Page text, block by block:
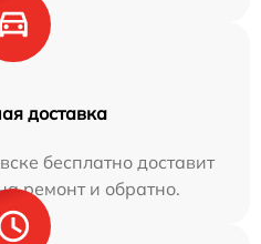
доставка
бесплатно доставит
ремонт и обратно.